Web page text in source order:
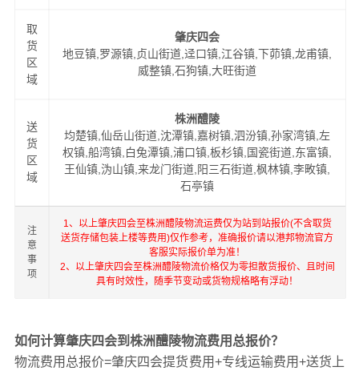
取
货
区
域
肇庆四会
地豆镇,罗源镇,贞山街道,迳口镇,江谷镇,下茆镇,龙甫镇,
威整镇,石狗镇,大旺街道
送
货
区
域
株洲醴陵
均楚镇,仙岳山街道,沈潭镇,嘉树镇,泗汾镇,孙家湾镇,左
权镇,船湾镇,白兔潭镇,浦口镇,板杉镇,国瓷街道,东富镇,
王仙镇,沩山镇,来龙门街道,阳三石街道,枫林镇,李畋镇,
石亭镇
注
意
事
项
1、以上肇庆四会至株洲醴陵物流运费仅为站到站报价(不含取货
送货存储包装上楼等费用)仅作参考，准确报价请以港邦物流官方
客服实际报价单为准！
2、以上肇庆四会至株洲醴陵物流价格仅为零担散货报价、且时间
具有时效性，随季节变动或货物规格略有浮动！
如何计算肇庆四会到株洲醴陵物流费用总报价？
物流费用总报价=肇庆四会提货费用+专线运输费用+送货上